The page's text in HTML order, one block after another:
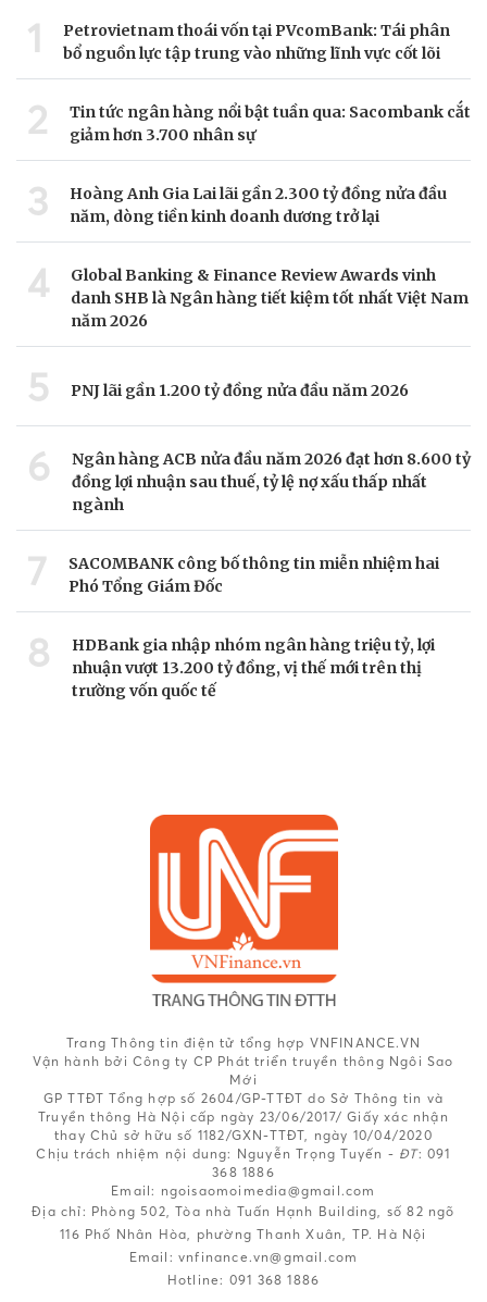
1
Petrovietnam thoái vốn tại PVcomBank: Tái phân
bổ nguồn lực tập trung vào những lĩnh vực cốt lõi
2
Tin tức ngân hàng nổi bật tuần qua: Sacombank cắt
giảm hơn 3.700 nhân sự
3
Hoàng Anh Gia Lai lãi gần 2.300 tỷ đồng nửa đầu
năm, dòng tiền kinh doanh dương trở lại
4
Global Banking & Finance Review Awards vinh
danh SHB là Ngân hàng tiết kiệm tốt nhất Việt Nam
năm 2026
5 PNJ lãi gần 1.200 tỷ đồng nửa đầu năm 2026
6
Ngân hàng ACB nửa đầu năm 2026 đạt hơn 8.600 tỷ
đồng lợi nhuận sau thuế, tỷ lệ nợ xấu thấp nhất
ngành
7
SACOMBANK công bố thông tin miễn nhiệm hai
Phó Tổng Giám Đốc
8
HDBank gia nhập nhóm ngân hàng triệu tỷ, lợi
nhuận vượt 13.200 tỷ đồng, vị thế mới trên thị
trường vốn quốc tế
Trang Thông tin điện tử tổng hợp VNFINANCE.VN
Vận hành bởi Công ty CP Phát triển truyền thông Ngôi Sao
Mới
GP TTĐT Tổng hợp số 2604/GP-TTĐT do Sở Thông tin và
Truyền thông Hà Nội cấp ngày 23/06/2017/ Giấy xác nhận
thay Chủ sở hữu số 1182/GXN-TTĐT, ngày 10/04/2020
Chịu trách nhiệm nội dung: Nguyễn Trọng Tuyến - ĐT: 091
368 1886
Email: ngoisaomoimedia@gmail.com
Địa chỉ: Phòng 502, Tòa nhà Tuấn Hạnh Building, số 82 ngõ
116 Phố Nhân Hòa, phường Thanh Xuân, TP. Hà Nội
Email: vnfinance.vn@gmail.com
Hotline: 091 368 1886